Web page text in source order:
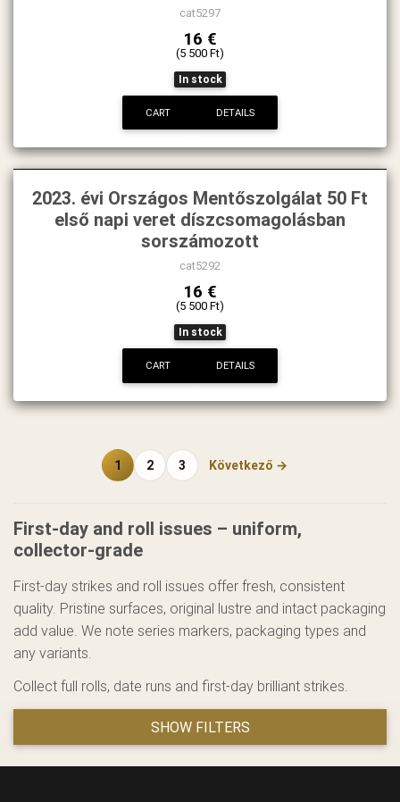
cat5297
16 €
(5 500 Ft)
In stock
CART DETAILS
2023. évi Országos Mentőszolgálat 50 Ft
első napi veret díszcsomagolásban
sorszámozott
cat5292
16 €
(5 500 Ft)
In stock
CART DETAILS
1 2 3 Következő →
First-day and roll issues – uniform,
collector-grade
First-day strikes and roll issues offer fresh, consistent
quality. Pristine surfaces, original lustre and intact packaging
add value. We note series markers, packaging types and
any variants.
Collect full rolls, date runs and first-day brilliant strikes.
SHOW FILTERS